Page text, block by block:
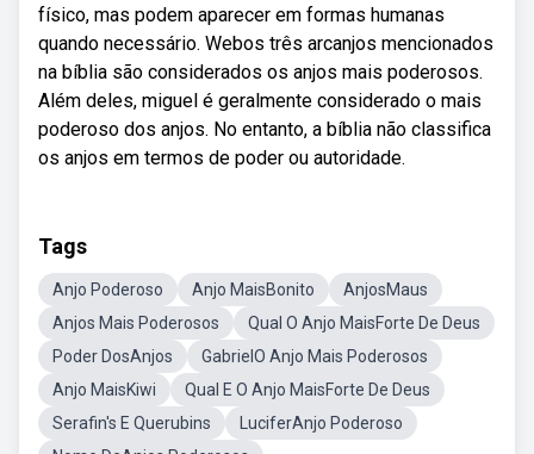
físico, mas podem aparecer em formas humanas
quando necessário. Webos três arcanjos mencionados
na bíblia são considerados os anjos mais poderosos.
Além deles, miguel é geralmente considerado o mais
poderoso dos anjos. No entanto, a bíblia não classifica
os anjos em termos de poder ou autoridade.
Tags
Anjo Poderoso Anjo MaisBonito
AnjosMaus
Anjos Mais Poderosos
Qual O Anjo MaisForte De Deus
Poder DosAnjos
GabrielO Anjo Mais Poderosos
Anjo MaisKiwi
Qual E O Anjo MaisForte De Deus
Serafin's E Querubins
LuciferAnjo Poderoso